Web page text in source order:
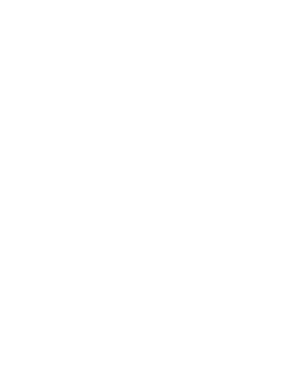
de passe